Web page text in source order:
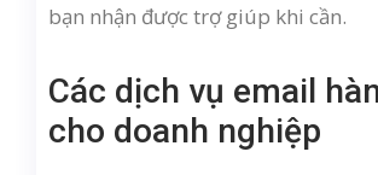
bạn nhận được trợ giúp khi cần.
Các dịch vụ email
cho doanh nghiệp